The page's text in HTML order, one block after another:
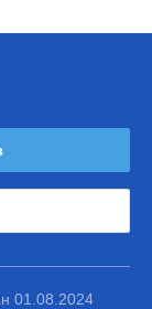
01.08.2024